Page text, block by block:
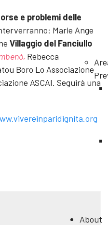
About
e problemi delle
Marie Ange
Villaggio del Fanciullo
Rebecca
Boro Lo Associazione
ASCAI. Seguirà una